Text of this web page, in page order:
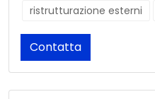
ristrutturazione esterni
Contatta